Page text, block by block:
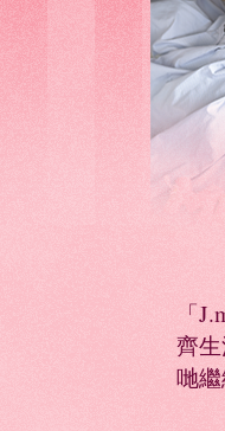
「
齊
哋